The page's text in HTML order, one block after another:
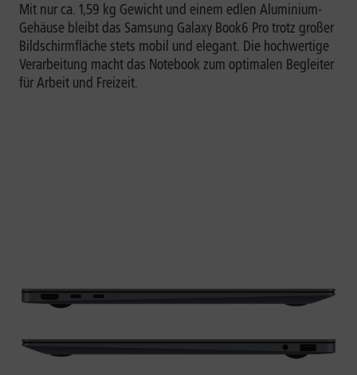
Mit nur ca. 1,59 kg Gewicht und einem edlen Aluminium-
Gehäuse bleibt das Samsung Galaxy Book6 Pro trotz großer
Bildschirmfläche stets mobil und elegant. Die hochwertige
Verarbeitung macht das Notebook zum optimalen Begleiter
für Arbeit und Freizeit.